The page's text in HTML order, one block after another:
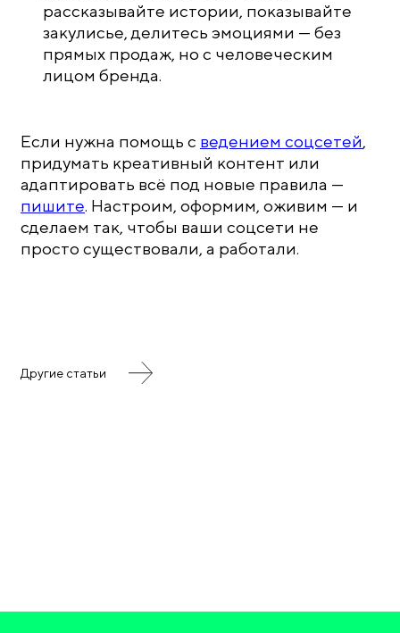
рассказывайте истории, показывайте
закулисье, делитесь эмоциями — без
прямых продаж, но с человеческим
лицом бренда.
Если нужна помощь с ведением соцсетей,
придумать креативный контент или
адаптировать всё под новые правила —
пишите. Настроим, оформим, оживим — и
сделаем так, чтобы ваши соцсети не
просто существовали, а работали.
Другие статьи